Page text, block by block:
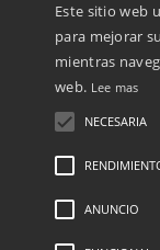
Menciones Legales-
Este sitio web
para mejorar
mientras
web. Lee mas
NECESARIA
ANUNCIO